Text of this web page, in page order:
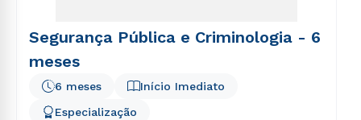
Segurança Pública e Criminologia - 6
meses
Início Imediato
6 meses
Especialização